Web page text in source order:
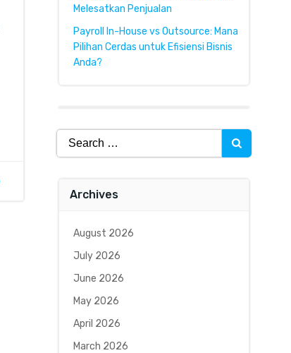
Melesatkan Penjualan
Payroll In-House vs Outsource: Mana
Pilihan Cerdas untuk Efisiensi Bisnis
Anda?
Search
for:
Archives
August 2026
July 2026
June 2026
May 2026
April 2026
March 2026